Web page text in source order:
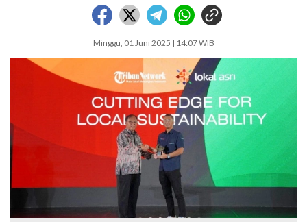
Minggu, 01 Juni 2025 | 14:07 WIB